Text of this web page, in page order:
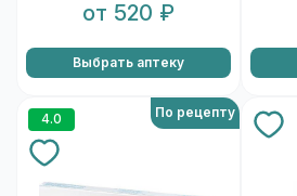
от 520 ₽
Выбрать аптеку
4.0 По рецепту